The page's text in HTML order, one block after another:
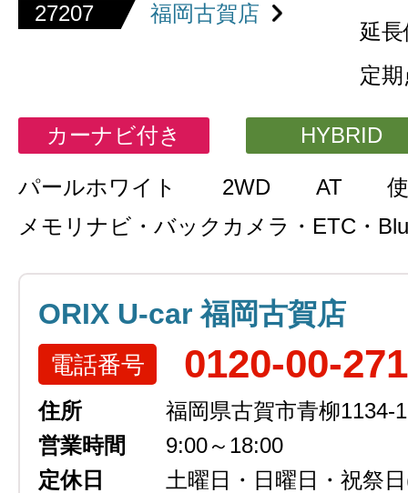
27207 福岡古賀店
延
定
カーナビ付き HYBRID
パールホワイト 2WD AT
メモリナビ・バックカメラ・ETC・
ORIX U-car 福岡古賀店
電話番号 0120-00-
住所
福岡県古賀市青柳1134-1
営業時間
9:00～18:00
定休日
土曜日・日曜日・祝祭日